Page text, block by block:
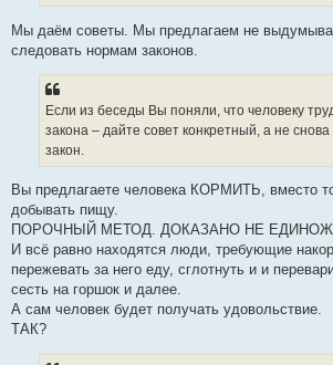
Мы даём советы. Мы предлагаем не
следовать нормам законов.
Если из беседы Вы поняли, что человеку
закона – дайте совет конкретный, а не снова
закон.
Вы предлагаете человека КОРМИТЬ, вместо
добывать пищу.
ПОРОЧНЫЙ МЕТОД. ДОКАЗАНО НЕ
И всё равно находятся люди, требующие
пережевать за него еду, сглотнуть и и
сесть на горшок и далее.
А сам человек будет получать удовольствие.
ТАК?